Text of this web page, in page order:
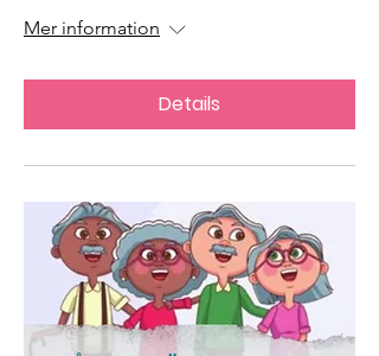
Mer information
Details